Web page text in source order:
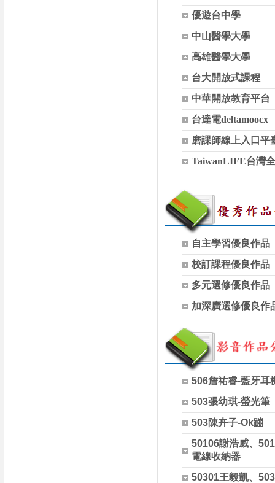
優遊台中學
中山醫學大學
高雄醫學大學
台大開放式課程
中華開放教育平台
台達電deltamoocx
磨課師線上入口平
TaiwanLIFE台灣
自主學習優良作品
校訂課程優良作品
多元選修優良作品
加深廣選修優良作
506詹祐睿-藍牙耳
503張幼琪-螢光筆
503陳卉子-Ok蹦
50106謝浩威、
電線收納器
50301王毅凱、